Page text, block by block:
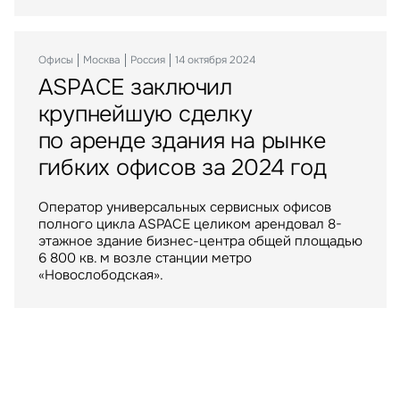
Офисы Москва Россия 14 октября 2024
ASPACE заключил
крупнейшую сделку
по аренде здания на рынке
гибких офисов за 2024 год
Оператор универсальных сервисных офисов
полного цикла ASPACE целиком арендовал 8-
этажное здание бизнес-центра общей площадью
6 800 кв. м возле станции метро
«Новослободская».
Москва
ИП «РУСИЧ Холмогоры»
пополнился крупным
арендатором
Крупнейший российский маркетплейс стал
арендатором склада в индустриальном парке
«РУСИЧ Холмогоры» на северо-востоке Москвы
Инвестиции Москва Россия 06 апреля 2023
Balchug Capital выкупил
у американских инвесторов
один из крупнейших
московских ТРЦ
ТРЦ "Метрополис" общей площадью 205 тыс. кв.
м. был построен девелопером Capital Partners
в 2009 году